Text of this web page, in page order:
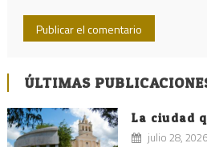
ÚLTIMAS
La ciudad
julio 28, 2026